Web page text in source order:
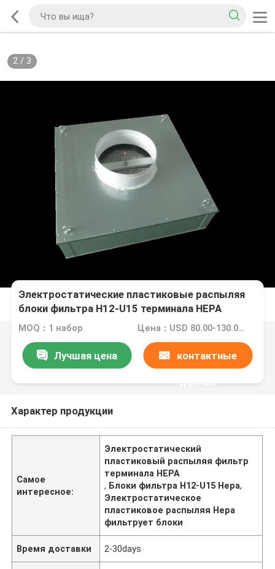
2/ 3
Электростатические пластиковые распыляя
блоки фильтра H12-U15 терминала HEPA
MOQ：1 набор Цена：USD 80.00-130.00 Pieces
Лучшая цена контактные
данные
Характер продукции
Самое
интересное:
Электростатический
пластиковый распыляя фильтр
терминала HEPA
, Блоки фильтра H12-U15 Hepa,
Электростатическое
пластиковое распыляя Hepa
фильтрует блоки
Время доставки 2-30days